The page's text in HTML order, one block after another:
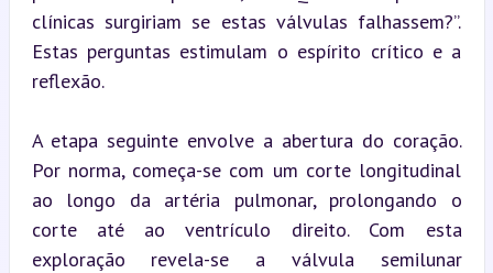
clínicas surgiriam se estas válvulas falhassem?”.
Estas perguntas estimulam o espírito crítico e a
reflexão.
A etapa seguinte envolve a abertura do coração.
Por norma, começa-se com um corte longitudinal
ao longo da artéria pulmonar, prolongando o
corte até ao ventrículo direito. Com esta
exploração revela-se a válvula semilunar